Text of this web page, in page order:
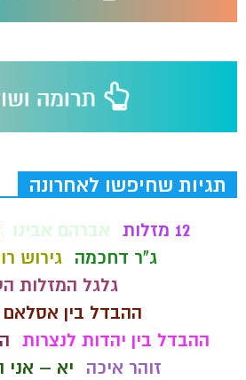
תגיות שחיפשו לאחרונה
12 מזלות אברהם אבינו
ג"ר דחכמה
גירוש
גלגל המזלות
ההבדל בין אסלאם
ההבדל בין יהדות לנצרות
זוהר איכה
יא – אני